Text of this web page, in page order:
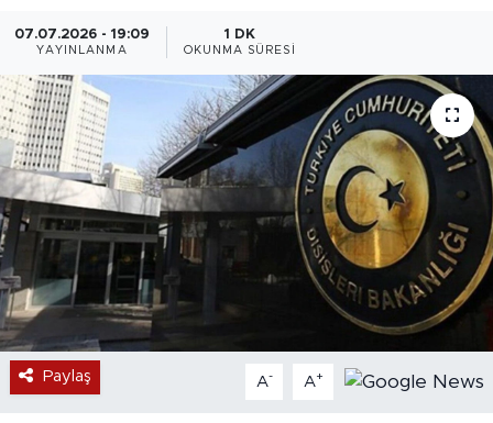
07.07.2026 - 19:09
YAYINLANMA
1 DK
OKUNMA SÜRESI
Paylaş A- A+